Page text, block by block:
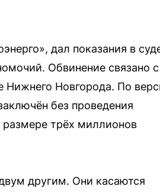
дал показания в
Обвинение связано с
Нижнего Новгорода. По
без проведения
размере трёх миллионов
другим. Они касаются